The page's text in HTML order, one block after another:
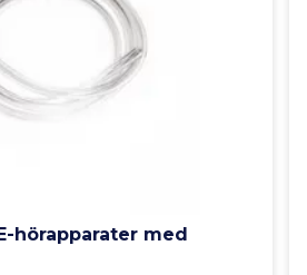
hörapparater med